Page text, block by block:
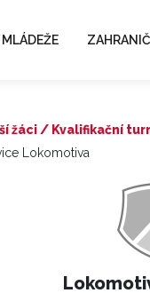
žáci / Kvalifikační
Lokomotiva